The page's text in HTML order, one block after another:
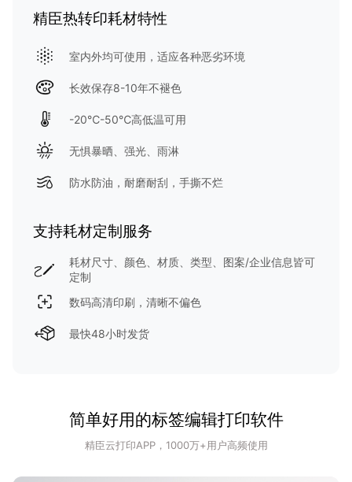
精臣热转印耗材特性
室内外均可使用，适应各种恶劣环境
长效保存8-10年不褪色
-20℃-50℃高低温可用
无惧暴晒、强光、雨淋
防水防油，耐磨耐刮，手撕不烂
支持耗材定制服务
耗材尺寸、颜色、材质、类型、图案/企业信息皆可
定制
数码高清印刷，清晰不偏色
最快48小时发货
简单好用的标签编辑打印软件
精臣云打印APP，1000万+用户高频使用